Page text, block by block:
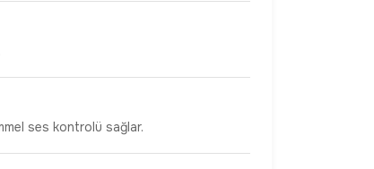
ses kontrolü sağlar.